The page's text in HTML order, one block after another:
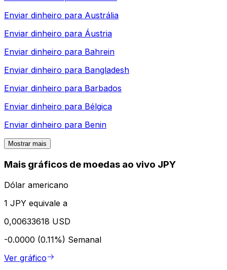
Enviar dinheiro para Austrália
Enviar dinheiro para Áustria
Enviar dinheiro para Bahrein
Enviar dinheiro para Bangladesh
Enviar dinheiro para Barbados
Enviar dinheiro para Bélgica
Enviar dinheiro para Benin
Mostrar mais
Mais gráficos de moedas ao vivo JPY
Dólar americano
1 JPY equivale a
0,00633618 USD
-0.0000 (0.11%) Semanal
Ver gráfico